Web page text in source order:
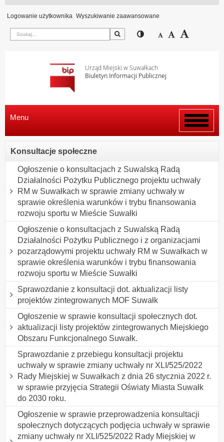
Logowanie użytkownika Wyszukiwanie zaawansowane
Szukaj Przełącz pomiędzy
Zmniejsz
Domyślny
Urząd Miejski w Suwałkach
Biuletyn Informacji Publicznej
Włącz
menu
Menu
Konsultacje społeczne
Ogłoszenie o konsultacjach z Suwalską Radą
Działalności Pożytku Publicznego projektu uchwały
RM w Suwałkach w sprawie zmiany uchwały w
sprawie określenia warunków i trybu finansowania
rozwoju sportu w Mieście Suwałki
Ogłoszenie o konsultacjach z Suwalską Radą
Działalności Pożytku Publicznego i z organizacjami
pozarządowymi projektu uchwały RM w Suwałkach w
sprawie określenia warunków i trybu finansowania
rozwoju sportu w Mieście Suwałki
Sprawozdanie z konsultacji dot. aktualizacji listy
projektów zintegrowanych MOF Suwałk
Ogłoszenie w sprawie konsultacji społecznych dot.
aktualizacji listy projektów zintegrowanych Miejskiego
Obszaru Funkcjonalnego Suwałk.
Sprawozdanie z przebiegu konsultacji projektu
uchwały w sprawie zmiany uchwały nr XLI/525/2022
Rady Miejskiej w Suwałkach z dnia 26 stycznia 2022 r.
w sprawie przyjęcia Strategii Oświaty Miasta Suwałk
do 2030 roku.
Ogłoszenie w sprawie przeprowadzenia konsultacji
społecznych dotyczących podjęcia uchwały w sprawie
zmiany uchwały nr XLI/525/2022 Rady Miejskiej w